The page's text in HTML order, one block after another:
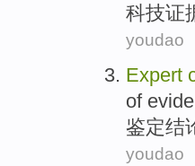
科技证
youdao
Expert
of
鉴定结
youdao